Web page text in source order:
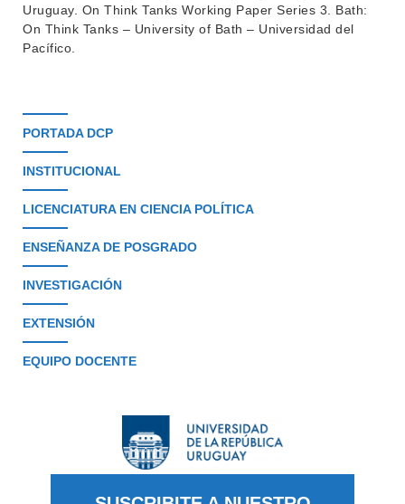
PORTADA DCP
INSTITUCIONAL
LICENCIATURA EN CIENCIA POLÍTICA
ENSEÑANZA DE POSGRADO
INVESTIGACIÓN
EXTENSIÓN
EQUIPO DOCENTE
Uruguay. On Think Tanks Working Paper Series 3. Bath:
On Think Tanks – University of Bath – Universidad del
Pacífico.